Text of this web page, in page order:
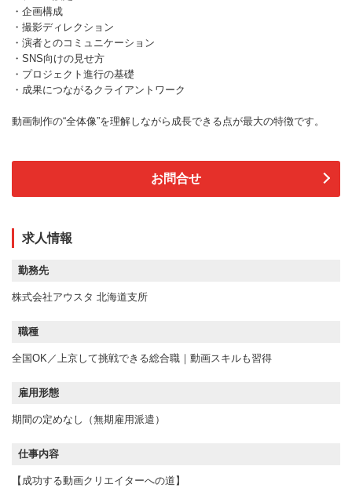
・企画構成
・撮影ディレクション
・演者とのコミュニケーション
・SNS向けの見せ方
・プロジェクト進行の基礎
・成果につながるクライアントワーク
動画制作の“全体像”を理解しながら成長できる点が最大の特徴です。
お問合せ
求人情報
勤務先
株式会社アウスタ 北海道支所
職種
全国OK／上京して挑戦できる総合職｜動画スキルも習得
雇用形態
期間の定めなし（無期雇用派遣）
仕事内容
【成功する動画クリエイターへの道】